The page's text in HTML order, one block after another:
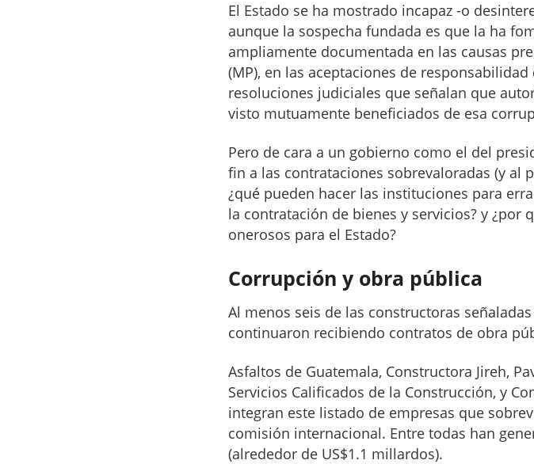
El Estado se ha mostrado incapaz -o
aunque la sospecha fundada es que la ha
ampliamente documentada en las causas
(MP), en las aceptaciones de
resoluciones judiciales que señalan que
visto mutuamente beneficiados de esa
Pero de cara a un gobierno como el del
fin a las contrataciones sobrevaloradas (y al
¿qué pueden hacer las instituciones para
la contratación de bienes y servicios? y ¿por
onerosos para el Estado?
Corrupción y obra pública
Al menos seis de las constructoras
continuaron recibiendo contratos de obra
Asfaltos de Guatemala, Constructora Jireh,
Servicios Calificados de la Construcción, y
integran este listado de empresas que
comisión internacional. Entre todas han
(alrededor de US$1.1 millardos).